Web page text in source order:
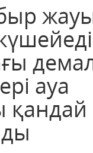
ауа
қандай